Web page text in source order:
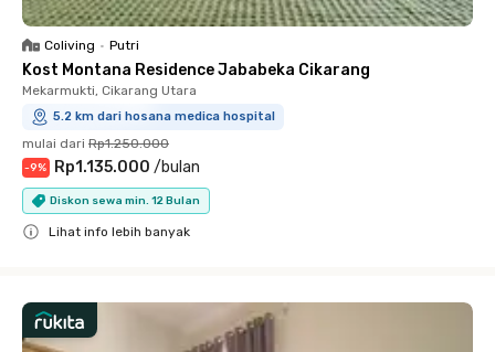
Coliving • Putri
Kost Montana Residence Jababeka Cikarang
Mekarmukti, Cikarang Utara
5.2 km dari hosana medica hospital
mulai dari Rp1.250.000
-9% Rp1.135.000 /bulan
Diskon sewa min. 12 Bulan
Lihat info lebih banyak